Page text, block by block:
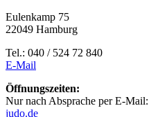
Eulenkamp 75
22049 Hamburg
Tel.: 040 / 524 72 840
E-Mail
Öffnungszeiten:
Nur nach Absprache per E-Mail:
judo.de